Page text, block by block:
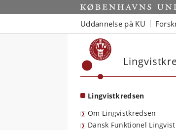
Start
Uddannelse på KU
Lingvistkredsen
Om Lingvistkredsen
Dansk Funktionel